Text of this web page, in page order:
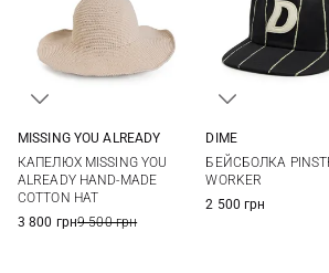
MISSING YOU ALREADY
КАПЕЛЮХ MISSING YOU
ALREADY HAND-MADE
COTTON HAT
3 800 грн9 500 грн
DIME
БЕЙСБОЛКА
WORKER
2 500 грн